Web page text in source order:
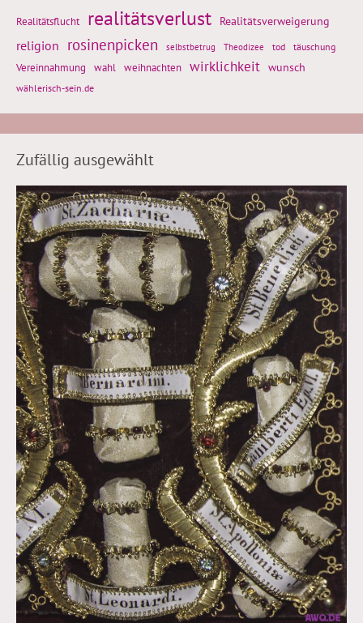
Realitätsflucht realitätsverlust Realitätsverweigerung
religion rosinenpicken selbstbetrug Theodizee tod täuschung
Vereinnahmung wahl weihnachten wirklichkeit wunsch
wählerisch-sein.de
Zufällig ausgewählt